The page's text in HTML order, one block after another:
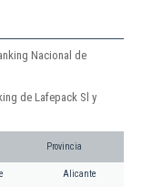
Nacional de
de Lafepack Sl y
Provincia
Alicante